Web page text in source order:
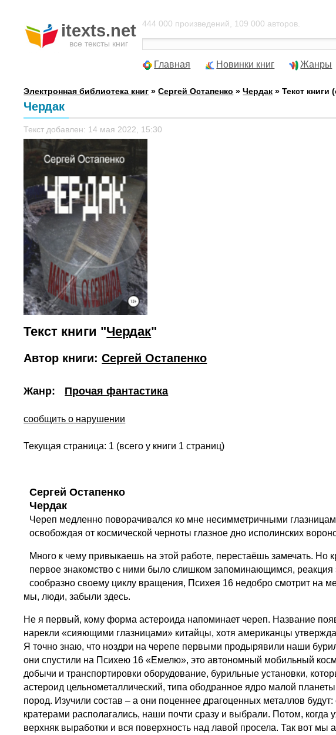
itexts.net
все тексты книг
444 000 произведений, 109 000 авторов.
Главная Новинки книг Жанры
Электронная библиотека книг »Сергей Остапенко »Чердак » Текст книги
Чердак
Текст добавлен: 14 мая 2022, 15:30
Текст книги "Чердак"
Автор книги:Сергей Остапенко
Жанр: Прочая фантастика
сообщить о нарушении
Текущая страница: 1 (всего у книги 1 страниц)
Сергей Остапенко
Чердак
Череп медленно поворачивался ко мне несимметричными
освобождая от космической черноты глазное дно исполинских
Много к чему привыкаешь на этой работе, перестаёшь замечать.
первое знакомство с ними было слишком запоминающимся, реакция
сообразно своему циклу вращения, Психея 16 недобро смотрит на
мы, люди, забыли здесь.
Не я первый, кому форма астероида напоминает череп. Название
нарекли «сияющими глазницами» китайцы, хотя американцы
Я точно знаю, что ноздри на черепе первыми продырявили наши
они спустили на Психею 16 «Емелю», это автономный мобильный
добычи и транспортировки оборудование, бурильные установки,
астероид цельнометаллический, типа ободранное ядро малой
пород. Изучили состав – а они поценнее драгоценных металлов
кратерами располагались, наши почти сразу и выбрали. Потом,
верхняк выработки и вся поверхность над лавой просела. Так вот